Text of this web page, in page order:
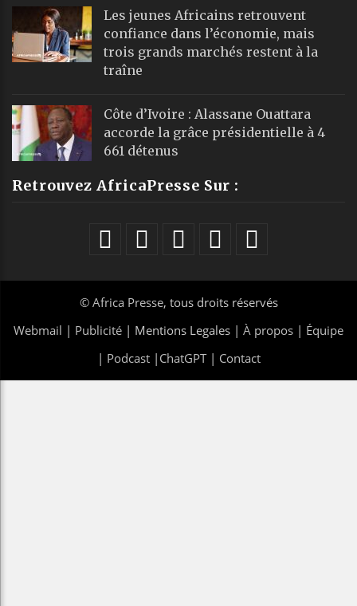
Les jeunes Africains retrouvent
confiance dans l’économie, mais
trois grands marchés restent à la
traîne
Côte d’Ivoire : Alassane Ouattara
accorde la grâce présidentielle à 4
661 détenus
Retrouvez AfricaPresse Sur :
© Africa Presse, tous droits réservés
Webmail | Publicité | Mentions Legales | À propos | Équipe
| Podcast| ChatGPT| Contact